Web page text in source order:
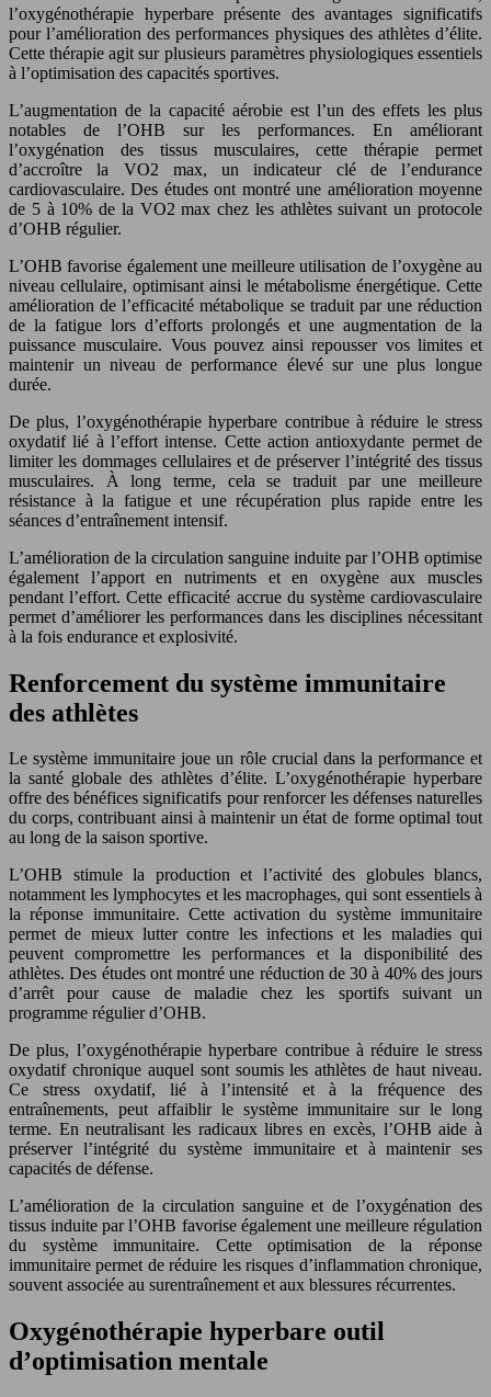
l’oxygénothérapie hyperbare présente des avantages significatifs
pour l’amélioration des performances physiques des athlètes d’élite.
Cette thérapie agit sur plusieurs paramètres physiologiques essentiels
à l’optimisation des capacités sportives.
L’augmentation de la capacité aérobie est l’un des effets les plus
notables de l’OHB sur les performances. En améliorant
l’oxygénation des tissus musculaires, cette thérapie permet
d’accroître la VO2 max, un indicateur clé de l’endurance
cardiovasculaire. Des études ont montré une amélioration moyenne
de 5 à 10% de la VO2 max chez les athlètes suivant un protocole
d’OHB régulier.
L’OHB favorise également une meilleure utilisation de l’oxygène au
niveau cellulaire, optimisant ainsi le métabolisme énergétique. Cette
amélioration de l’efficacité métabolique se traduit par une réduction
de la fatigue lors d’efforts prolongés et une augmentation de la
puissance musculaire. Vous pouvez ainsi repousser vos limites et
maintenir un niveau de performance élevé sur une plus longue
durée.
De plus, l’oxygénothérapie hyperbare contribue à réduire le stress
oxydatif lié à l’effort intense. Cette action antioxydante permet de
limiter les dommages cellulaires et de préserver l’intégrité des tissus
musculaires. À long terme, cela se traduit par une meilleure
résistance à la fatigue et une récupération plus rapide entre les
séances d’entraînement intensif.
L’amélioration de la circulation sanguine induite par l’OHB optimise
également l’apport en nutriments et en oxygène aux muscles
pendant l’effort. Cette efficacité accrue du système cardiovasculaire
permet d’améliorer les performances dans les disciplines nécessitant
à la fois endurance et explosivité.
Renforcement du système immunitaire
des athlètes
Le système immunitaire joue un rôle crucial dans la performance et
la santé globale des athlètes d’élite. L’oxygénothérapie hyperbare
offre des bénéfices significatifs pour renforcer les défenses naturelles
du corps, contribuant ainsi à maintenir un état de forme optimal tout
au long de la saison sportive.
L’OHB stimule la production et l’activité des globules blancs,
notamment les lymphocytes et les macrophages, qui sont essentiels à
la réponse immunitaire. Cette activation du système immunitaire
permet de mieux lutter contre les infections et les maladies qui
peuvent compromettre les performances et la disponibilité des
athlètes. Des études ont montré une réduction de 30 à 40% des jours
d’arrêt pour cause de maladie chez les sportifs suivant un
programme régulier d’OHB.
De plus, l’oxygénothérapie hyperbare contribue à réduire le stress
oxydatif chronique auquel sont soumis les athlètes de haut niveau.
Ce stress oxydatif, lié à l’intensité et à la fréquence des
entraînements, peut affaiblir le système immunitaire sur le long
terme. En neutralisant les radicaux libres en excès, l’OHB aide à
préserver l’intégrité du système immunitaire et à maintenir ses
capacités de défense.
L’amélioration de la circulation sanguine et de l’oxygénation des
tissus induite par l’OHB favorise également une meilleure régulation
du système immunitaire. Cette optimisation de la réponse
immunitaire permet de réduire les risques d’inflammation chronique,
souvent associée au surentraînement et aux blessures récurrentes.
Oxygénothérapie hyperbare outil
d’optimisation mentale